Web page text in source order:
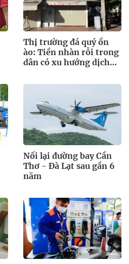
Thị trường đá quý ồn
ào: Tiền nhàn rỗi trong
dân có xu hướng dịch
Nối lại đường bay Cần
Thơ - Đà Lạt sau gần 6
năm